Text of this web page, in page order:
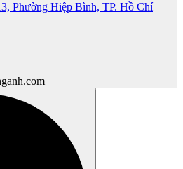
Phường Hiệp Bình, TP. Hồ Chí